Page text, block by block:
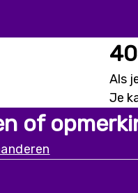
Als
Je
of